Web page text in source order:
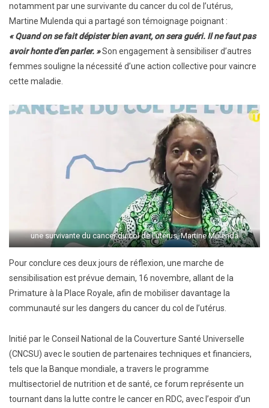
notamment par une survivante du cancer du col de l’utérus,
Martine Mulenda qui a partagé son témoignage poignant :
« Quand on se fait dépister bien avant, on sera guéri. Il ne faut pas
avoir honte d’en parler. »Son engagement à sensibiliser d’autres
femmes souligne la nécessité d’une action collective pour vaincre
cette maladie.
une survivante du cancer du col de l’utérus, Martine Mulenda
Pour conclure ces deux jours de réflexion, une marche de
sensibilisation est prévue demain, 16 novembre, allant de la
Primature à la Place Royale, afin de mobiliser davantage la
communauté sur les dangers du cancer du col de l’utérus.
Initié par le Conseil National de la Couverture Santé Universelle
(CNCSU) avec le soutien de partenaires techniques et financiers,
tels que la Banque mondiale, a travers le programme
multisectoriel de nutrition et de santé, ce forum représente un
tournant dans la lutte contre le cancer en RDC, avec l’espoir d’un